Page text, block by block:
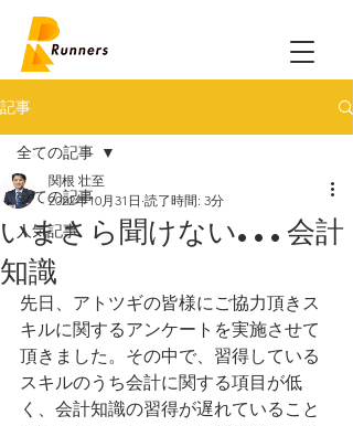
記事
全ての記事
人気記事
全ての記事
いまさら聞けない...会計
知識
関根 壮至
2022年10月31日 読了時間: 3分
先日、アトツギの皆様にご協力頂きス
キルに関するアンケートを実施させて
頂きました。その中で、習得している
スキルのうち会計に関する項目が低
く、会計知識の習得が遅れていること